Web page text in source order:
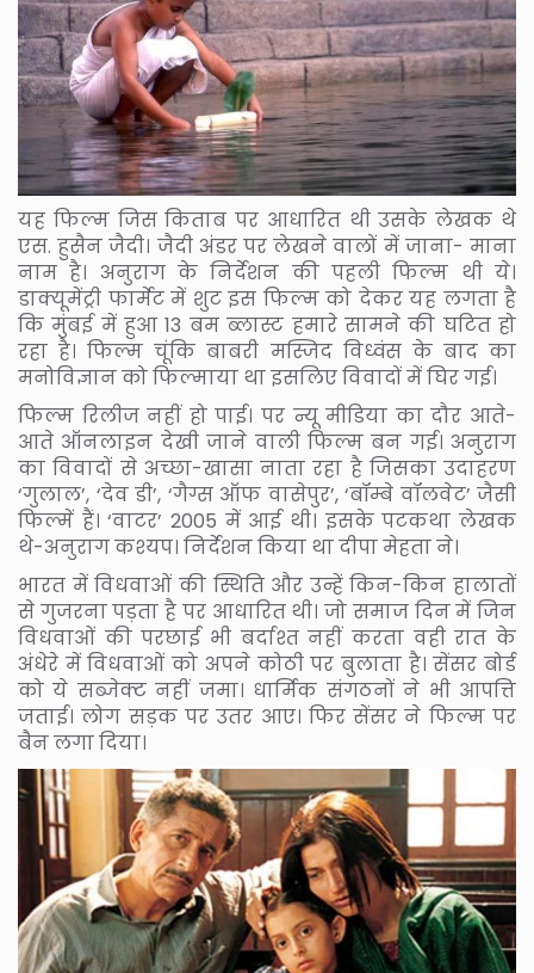
यह फिल्म जिस किताब पर आधारित थी उसके लेखक थे
एस. हुसैन जैदी। जैदी अंडर पर लेखने वालों में जाना- माना
नाम है। अनुराग के निर्देशन की पहली फिल्म थी ये।
डाक्यूमेंट्री फार्मेट में शुट इस फिल्म को देकर यह लगता है
कि मुंबई में हुआ 13 बम ब्लास्ट हमारे सामने की घटित हो
रहा है। फिल्म चूंकि बाबरी मस्जिद विध्वंस के बाद का
मनोविज्ञान को फिल्माया था इसलिए विवादों में घिर गई।
फिल्म रिलीज नहीं हो पाई। पर न्यू मीडिया का दौर आते-
आते ऑनलाइन देखी जाने वाली फिल्म बन गई। अनुराग
का विवादों से अच्छा-खासा नाता रहा है जिसका उदाहरण
‘गुलाल’, ‘देव डी’, ‘गैग्स ऑफ वासेपुर’, ‘बॉम्बे वॉलवेट’ जैसी
फिल्में हैं। ‘वाटर’ 2005 में आई थी। इसके पटकथा लेखक
थे-अनुराग कश्यप। निर्देशन किया था दीपा मेहता ने।
भारत में विधवाओं की स्थिति और उन्हें किन-किन हालातों
से गुजरना पड़ता है पर आधारित थी। जो समाज दिन में जिन
विधवाओं की परछाई भी बर्दाश्त नहीं करता वही रात के
अंधेरे में विधवाओं को अपने कोठी पर बुलाता है। सेंसर बोर्ड
को ये सब्जेक्ट नहीं जमा। धार्मिक संगठनों ने भी आपत्ति
जताई। लोग सड़क पर उतर आए। फिर सेंसर ने फिल्म पर
बैन लगा दिया।